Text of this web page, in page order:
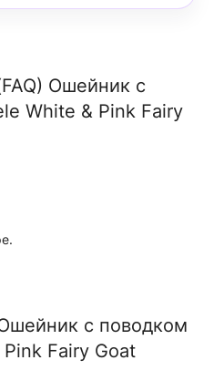
Ошейник с
White & Pink Fairy
с поводком
Fairy Goat